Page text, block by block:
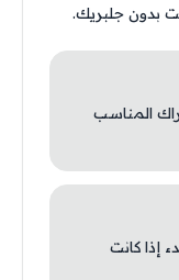
بدون جلبريك.
المناسب
إذا كانت